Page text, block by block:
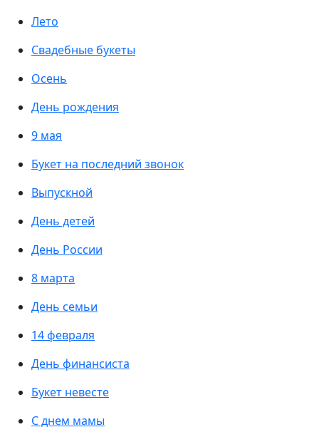
Лето
Свадебные букеты
Осень
День рождения
9 мая
Букет на последний звонок
Выпускной
День детей
День России
8 марта
День семьи
14 февраля
День финансиста
Букет невесте
С днем мамы